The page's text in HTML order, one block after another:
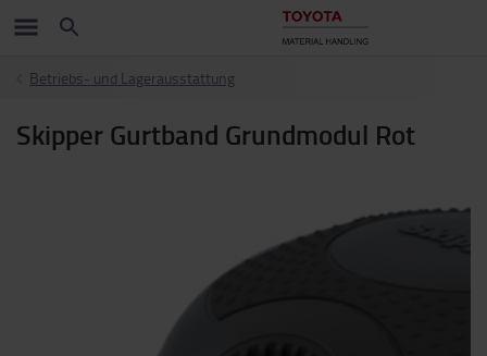
Betriebs- und Lagerausstattung
Skipper Gurtband Grundmodul Rot